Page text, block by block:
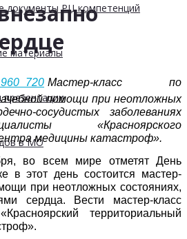
документы РЦ компетенций
материалы
в МО
Мастер-класс по
помощи при неотложных
сосудистых заболеваниях
«Красноярского
медицины катастроф».
во всем мире отметят День
в этот день состоится мастер-
при неотложных состояниях,
сердца. Вести мастер-класс
территориальный